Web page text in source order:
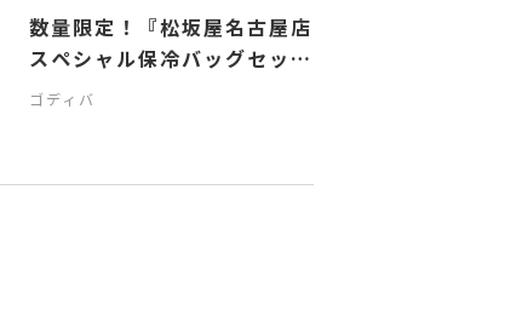
数量限定！『松坂屋名古屋店
スペシャル保冷バッグセッ
ト』 👜
ゴディバ